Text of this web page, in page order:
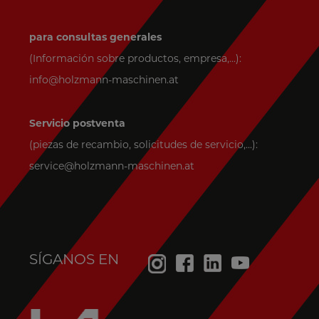
para consultas generales
(Información sobre productos, empresa,...):
info@holzmann-maschinen.at
Servicio postventa
(piezas de recambio, solicitudes de servicio,...):
service@holzmann-maschinen.at
SÍGANOS EN